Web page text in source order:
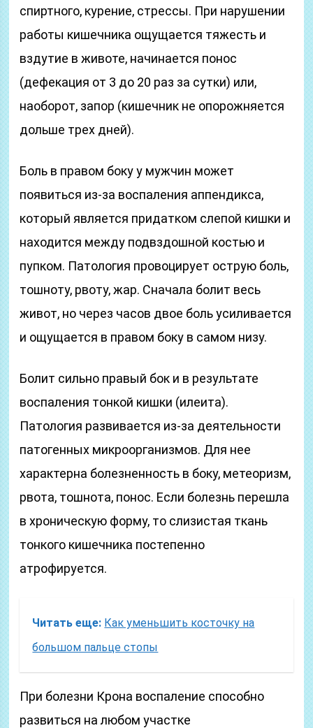
спиртного, курение, стрессы. При нарушении
работы кишечника ощущается тяжесть и
вздутие в животе, начинается понос
(дефекация от 3 до 20 раз за сутки) или,
наоборот, запор (кишечник не опорожняется
дольше трех дней).
Боль в правом боку у мужчин может
появиться из-за воспаления аппендикса,
который является придатком слепой кишки и
находится между подвздошной костью и
пупком. Патология провоцирует острую боль,
тошноту, рвоту, жар. Сначала болит весь
живот, но через часов двое боль усиливается
и ощущается в правом боку в самом низу.
Болит сильно правый бок и в результате
воспаления тонкой кишки (илеита).
Патология развивается из-за деятельности
патогенных микроорганизмов. Для нее
характерна болезненность в боку, метеоризм,
рвота, тошнота, понос. Если болезнь перешла
в хроническую форму, то слизистая ткань
тонкого кишечника постепенно
атрофируется.
Читать еще: Как уменьшить косточку на
большом пальце стопы
При болезни Крона воспаление способно
развиться на любом участке